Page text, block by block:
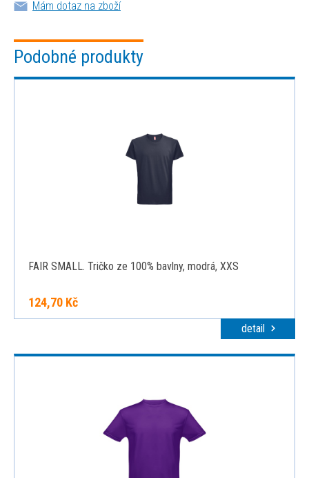
Mám dotaz na zboží
Podobné produkty
FAIR SMALL. Tričko ze 100% bavlny, modrá, XXS
124,70 Kč
detail